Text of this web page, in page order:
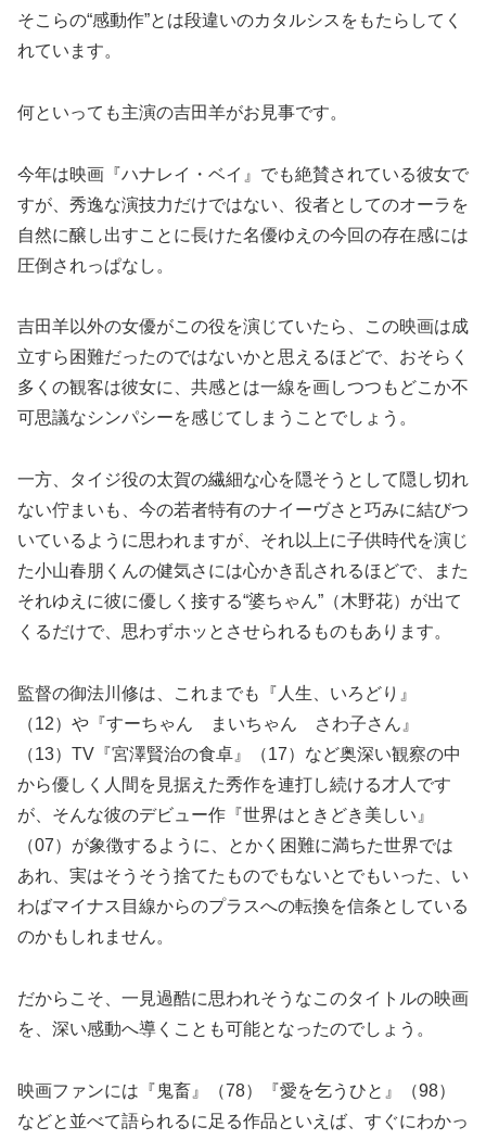
そこらの“感動作”とは段違いのカタルシスをもたらしてく
れています。
何といっても主演の吉田羊がお見事です。
今年は映画『ハナレイ・ベイ』でも絶賛されている彼女で
すが、秀逸な演技力だけではない、役者としてのオーラを
自然に醸し出すことに長けた名優ゆえの今回の存在感には
圧倒されっぱなし。
吉田羊以外の女優がこの役を演じていたら、この映画は成
立すら困難だったのではないかと思えるほどで、おそらく
多くの観客は彼女に、共感とは一線を画しつつもどこか不
可思議なシンパシーを感じてしまうことでしょう。
一方、タイジ役の太賀の繊細な心を隠そうとして隠し切れ
ない佇まいも、今の若者特有のナイーヴさと巧みに結びつ
いているように思われますが、それ以上に子供時代を演じ
た小山春朋くんの健気さには心かき乱されるほどで、また
それゆえに彼に優しく接する“婆ちゃん”（木野花）が出て
くるだけで、思わずホッとさせられるものもあります。
監督の御法川修は、これまでも『人生、いろどり』
（12）や『すーちゃん まいちゃん さわ子さん』
（13）TV『宮澤賢治の食卓』（17）など奥深い観察の中
から優しく人間を見据えた秀作を連打し続ける才人です
が、そんな彼のデビュー作『世界はときどき美しい』
（07）が象徴するように、とかく困難に満ちた世界では
あれ、実はそうそう捨てたものでもないとでもいった、い
わばマイナス目線からのプラスへの転換を信条としている
のかもしれません。
だからこそ、一見過酷に思われそうなこのタイトルの映画
を、深い感動へ導くことも可能となったのでしょう。
映画ファンには『鬼畜』（78）『愛を乞うひと』（98）
などと並べて語られるに足る作品といえば、すぐにわかっ